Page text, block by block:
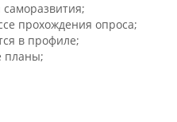
прохождения опроса;
в профиле;
планы;